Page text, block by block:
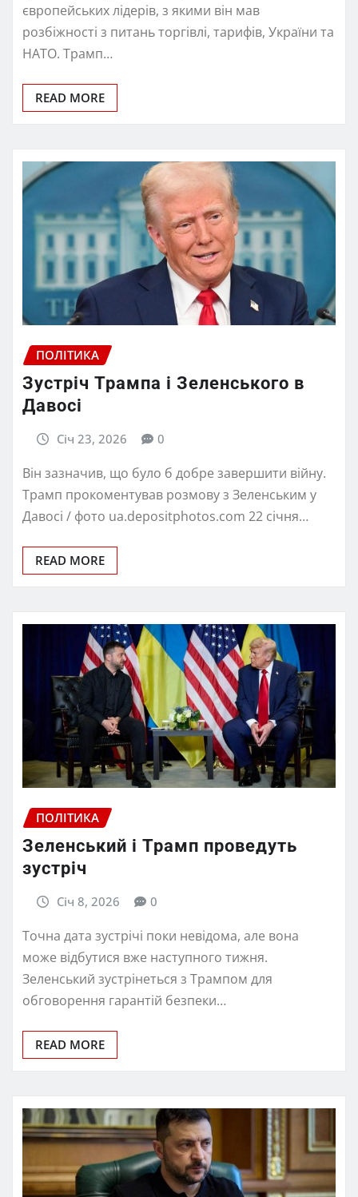
європейських лідерів, з якими він мав
розбіжності з питань торгівлі, тарифів, України та
НАТО. Трамп…
READ MORE
ПОЛІТИКА
Зустріч Трампа і Зеленського в
Давосі
Січ 23, 2026 0
Він зазначив, що було б добре завершити війну.
Трамп прокоментував розмову з Зеленським у
Давосі / фото ua.depositphotos.com 22 січня…
READ MORE
ПОЛІТИКА
Зеленський і Трамп проведуть
зустріч
Січ 8, 2026 0
Точна дата зустрічі поки невідома, але вона
може відбутися вже наступного тижня.
Зеленський зустрінеться з Трампом для
обговорення гарантій безпеки…
READ MORE